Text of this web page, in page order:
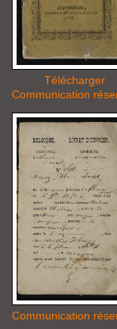
Télécharger
Communication
Communication